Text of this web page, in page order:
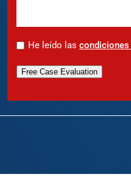
* He leído las condiciones
Free Case Evaluation